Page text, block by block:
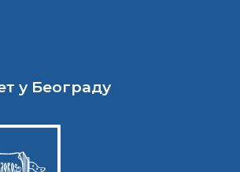
у Београду